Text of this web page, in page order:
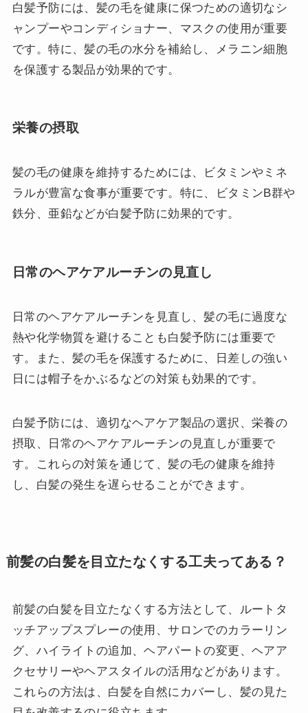
白髪予防には、髪の毛を健康に保つための適切なシ
ャンプーやコンディショナー、マスクの使用が重要
です。特に、髪の毛の水分を補給し、メラニン細胞
を保護する製品が効果的です。
栄養の摂取
髪の毛の健康を維持するためには、ビタミンやミネ
ラルが豊富な食事が重要です。特に、ビタミンB群や
鉄分、亜鉛などが白髪予防に効果的です。
日常のヘアケアルーチンの見直し
日常のヘアケアルーチンを見直し、髪の毛に過度な
熱や化学物質を避けることも白髪予防には重要で
す。また、髪の毛を保護するために、日差しの強い
日には帽子をかぶるなどの対策も効果的です。
白髪予防には、適切なヘアケア製品の選択、栄養の
摂取、日常のヘアケアルーチンの見直しが重要で
す。これらの対策を通じて、髪の毛の健康を維持
し、白髪の発生を遅らせることができます。
前髪の白髪を目立たなくする工夫ってある？
前髪の白髪を目立たなくする方法として、ルートタ
ッチアップスプレーの使用、サロンでのカラーリン
グ、ハイライトの追加、ヘアパートの変更、ヘアア
クセサリーやヘアスタイルの活用などがあります。
これらの方法は、白髪を自然にカバーし、髪の見た